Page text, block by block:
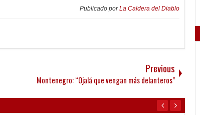
Publicado porLa Caldera del Diablo
Previous
Montenegro: “Ojalá que vengan más delanteros”